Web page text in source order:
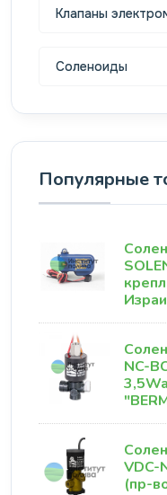
Клапаны
Соленоиды
Популярные
NC-
VDC-
(пр-